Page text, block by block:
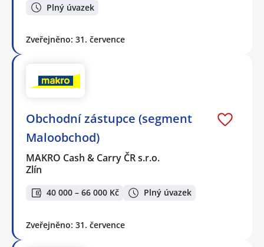
Plný úvazek
Zveřejněno: 31. července
Obchodní zástupce (segment
Maloobchod)
MAKRO Cash & Carry ČR s.r.o.
Zlín
40 000 – 66 000 Kč Plný úvazek
Zveřejněno: 31. července